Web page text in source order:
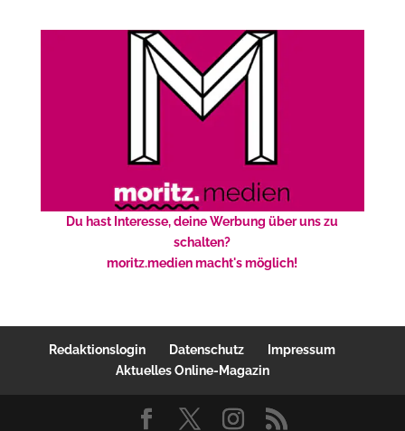
Du hast Interesse, deine Werbung über uns zu
schalten?
moritz.medien macht's möglich!
Redaktionslogin Datenschutz
Impressum
Aktuelles Online-Magazin